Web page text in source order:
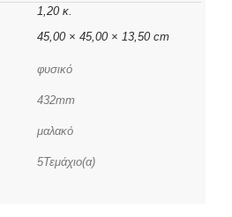
1,20 κ.
45,00 × 45,00 × 13,50 cm
φυσικό
432mm
μαλακό
5Τεμάχιο(α)